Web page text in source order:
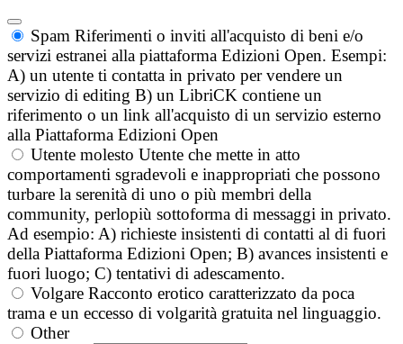
Spam Riferimenti o inviti all'acquisto di beni e/o
servizi estranei alla piattaforma Edizioni Open. Esempi:
A) un utente ti contatta in privato per vendere un
servizio di editing B) un LibriCK contiene un
riferimento o un link all'acquisto di un servizio esterno
alla Piattaforma Edizioni Open
Utente molesto Utente che mette in atto
comportamenti sgradevoli e inappropriati che possono
turbare la serenità di uno o più membri della
community, perlopiù sottoforma di messaggi in privato.
Ad esempio: A) richieste insistenti di contatti al di fuori
della Piattaforma Edizioni Open; B) avances insistenti e
fuori luogo; C) tentativi di adescamento.
Volgare Racconto erotico caratterizzato da poca
trama e un eccesso di volgarità gratuita nel linguaggio.
Other